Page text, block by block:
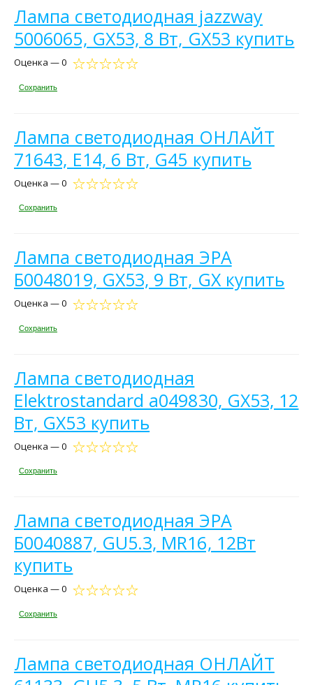
Лампа светодиодная jazzway
5006065, GX53, 8 Вт, GX53 купить
Оценка — 0
Сохранить
Лампа светодиодная ОНЛАЙТ
71643, E14, 6 Вт, G45 купить
Оценка — 0
Сохранить
Лампа светодиодная ЭРА
Б0048019, GX53, 9 Вт, GX купить
Оценка — 0
Сохранить
Лампа светодиодная
Elektrostandard a049830, GX53, 12
Вт, GX53 купить
Оценка — 0
Сохранить
Лампа светодиодная ЭРА
Б0040887, GU5.3, MR16, 12Вт
купить
Оценка — 0
Сохранить
Лампа светодиодная ОНЛАЙТ